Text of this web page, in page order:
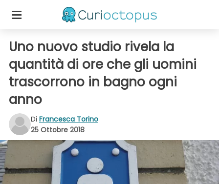
Uno nuovo studio rivela la
quantità di ore che gli uomini
trascorrono in bagno ogni
anno
Di Francesca Torino
25 Ottobre 2018